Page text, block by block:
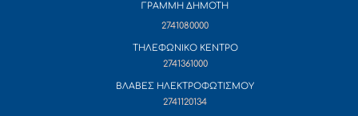
ΓΡΑΜΜΗ ΔΗΜΟΤΗ
2741080000
ΤΗΛΕΦΩΝΙΚΟ ΚΕΝΤΡΟ
2741361000
ΒΛΑΒΕΣ ΗΛΕΚΤΡΟΦΩΤΙΣΜΟΥ
2741120134